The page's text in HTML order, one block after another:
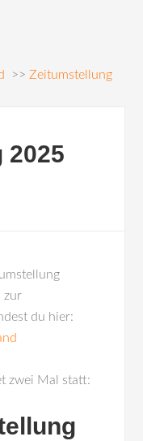
>> Zeitumstellung
2025
zur
du hier:
zwei Mal statt: